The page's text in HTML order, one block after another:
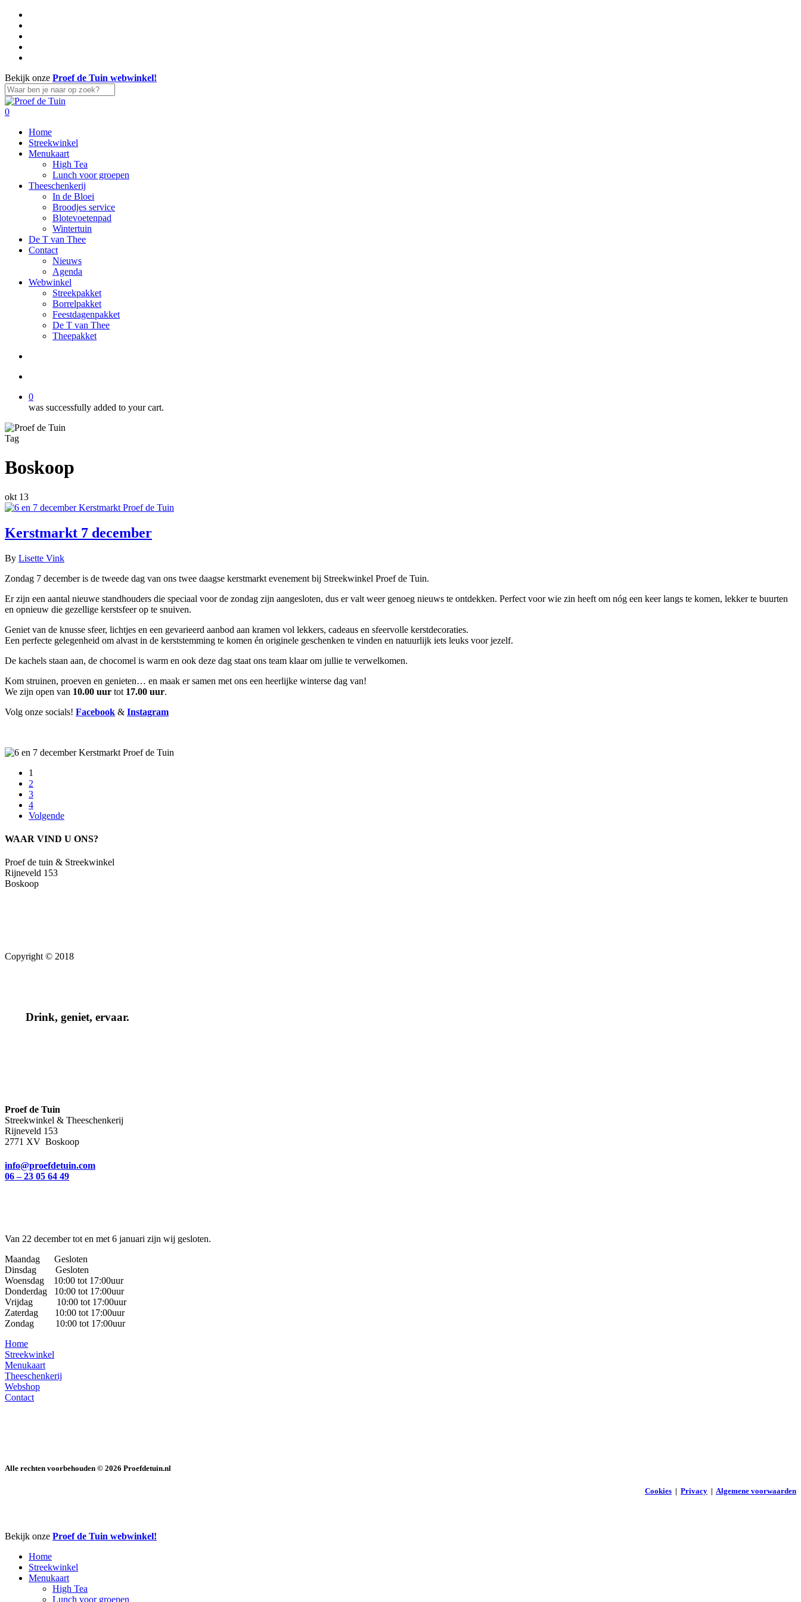
Skip
main
content
Bekijk onze Proef de Tuin webwinkel!
Close
Search
search
account
0
Home
Streekwinkel
Menukaart
High Tea
Lunch voor groepen
Theeschenkerij
In de Bloei
Broodjes service
Blotevoetenpad
Wintertuin
De T van Thee
Contact
Nieuws
Agenda
Webwinkel
Streekpakket
Borrelpakket
Feestdagenpakket
De T van Thee
Theepakket
0
was successfully added to your cart.
Tag
Boskoop
okt 13
Kerstmarkt 7 december
By Lisette Vink
Zondag 7 december is de tweede dag van ons twee daagse kerstmarkt evenement bij Streekwinkel Proef de Tuin.
Er zijn een aantal nieuwe standhouders die speciaal voor de zondag zijn aangesloten, dus er valt weer genoeg nieuws te ontdekken. Perfect voor wie zin heeft om nóg een keer langs te komen, lekker te buurten
en opnieuw die gezellige kerstsfeer op te snuiven.
Geniet van de knusse sfeer, lichtjes en een gevarieerd aanbod aan kramen vol lekkers, cadeaus en sfeervolle kerstdecoraties.
Een perfecte gelegenheid om alvast in de kerststemming te komen én originele geschenken te vinden en natuurlijk iets leuks voor jezelf.
De kachels staan aan, de chocomel is warm en ook deze dag staat ons team klaar om jullie te verwelkomen.
Kom struinen, proeven en genieten… en maak er samen met ons een heerlijke winterse dag van!
We zijn open van 10.00 uur tot 17.00 uur.
Volg onze socials! Facebook & Instagram
1
2
3
4
Volgende
WAAR VIND U ONS?
Proef de tuin & Streekwinkel
Rijneveld 153
Boskoop
Copyright © 2018
Drink, geniet, ervaar.
Proef de Tuin
Streekwinkel & Theeschenkerij
Rijneveld 153
2771 XV Boskoop
info@proefdetuin.com
06 – 23 05 64 49
Van 22 december tot en met 6 januari zijn wij gesloten.
Maandag Gesloten
Dinsdag Gesloten
Woensdag 10:00 tot 17:00uur
Donderdag 10:00 tot 17:00uur
Vrijdag 10:00 tot 17:00uur
Zaterdag 10:00 tot 17:00uur
Zondag 10:00 tot 17:00uur
Home
Streekwinkel
Menukaart
Theeschenkerij
Webshop
Contact
Alle rechten voorbehouden © 2026 Proefdetuin.nl
Cookies | Privacy | Algemene voorwaarden
Close
Bekijk onze Proef de Tuin webwinkel!
Home
Streekwinkel
Menukaart
High Tea
Lunch voor groepen